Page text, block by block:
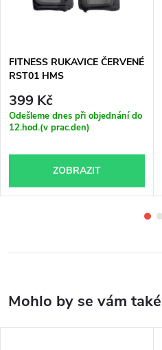
FITNESS RUKAVICE ČERVENÉ
RST01 HMS
399 Kč
Odešleme dnes při objednání do
12.hod.(v prac.den)
ZOBRAZIT